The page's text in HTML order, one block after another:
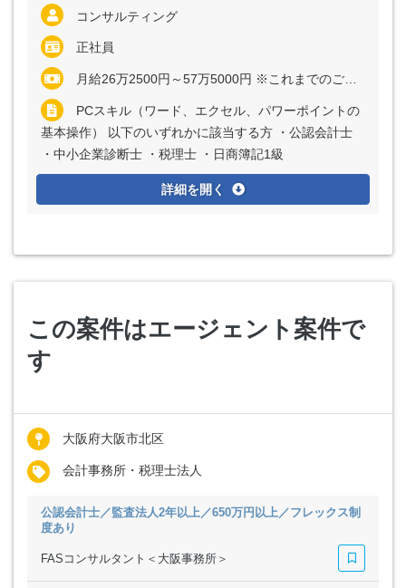
コンサルティング
正社員
月給26万2500円～57万5000円 ※これまでのご経験や能力を考慮し、決定いたします
PCスキル（ワード、エクセル、パワーポイントの
基本操作） 以下のいずれかに該当する方 ・公認会計士
・中小企業診断士 ・税理士 ・日商簿記1級
詳細を開く
この案件はエージェント案件で
す
大阪府大阪市北区
会計事務所・税理士法人
公認会計士／監査法人2年以上／650万円以上／フレックス制
度あり
FASコンサルタント＜大阪事務所＞